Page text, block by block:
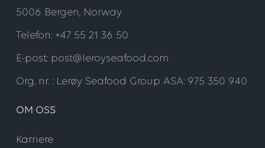
5006 Bergen, Norway
Telefon: +47 55 21 36 50
E-post: post@leroyseafood.com
Org. nr. : Lerøy Seafood Group ASA: 975 350 940
OM OSS
Karriere